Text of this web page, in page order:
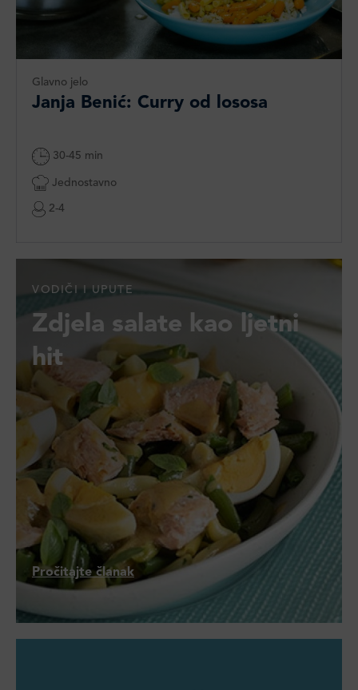
Glavno jelo
Janja Benić: Curry od lososa
30-45 min
Jednostavno
2-4
VODIČI I UPUTE
Zdjela salate kao ljetni
hit
Pročitajte članak